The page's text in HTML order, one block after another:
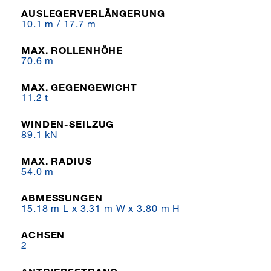
AUSLEGERVERLÄNGERUNG
10.1 m / 17.7 m
MAX. ROLLENHÖHE
70.6 m
MAX. GEGENGEWICHT
11.2 t
WINDEN-SEILZUG
89.1 kN
MAX. RADIUS
54.0 m
ABMESSUNGEN
15.18 m L x 3.31 m W x 3.80 m H
ACHSEN
2